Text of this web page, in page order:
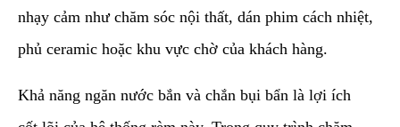
nhạy cảm như chăm sóc nội thất, dán phim cách nhiệt,
phủ ceramic hoặc khu vực chờ của khách hàng.
​Khả năng ngăn nước bắn và chắn bụi bẩn là lợi ích